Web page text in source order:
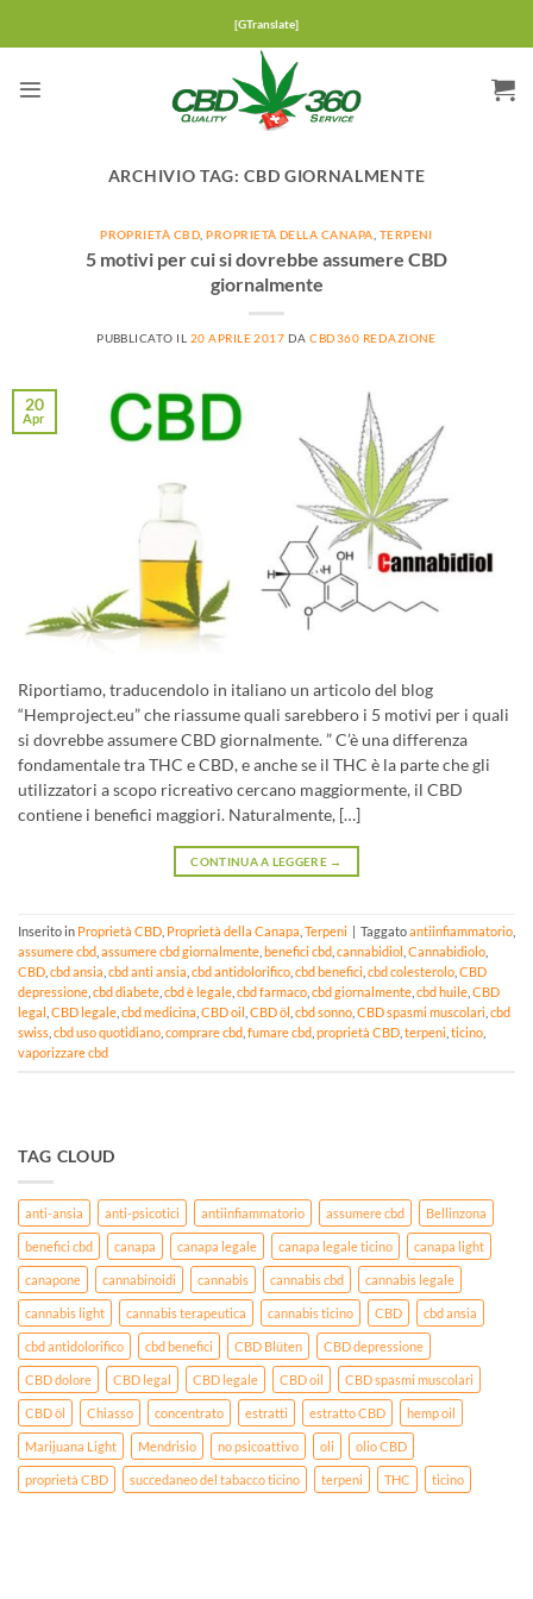
[GTranslate]
ARCHIVIO TAG:CBD GIORNALMENTE
PROPRIETÀ CBD,PROPRIETÀ DELLA CANAPA TERPENI
5 motivi per cui si dovrebbe assumere CBD
giornalmente
PUBBLICATO IL 20 APRILE 2017 DACBD360 REDAZIONE
20
Apr
Riportiamo, traducendolo in italiano un articolo del blog
“Hemproject.eu” che riassume quali sarebbero i 5 motivi per i quali
si dovrebbe assumere CBD giornalmente. ” C’è una differenza
fondamentale tra THC e CBD, e anche se il THC è la parte che gli
utilizzatori a scopo ricreativo cercano maggiormente, il CBD
contiene i benefici maggiori. Naturalmente, […]
CONTINUA A LEGGERE →
Inserito in Proprietà CBD Proprietà della Canapa Terpeni Taggatoantiinfiammatorio
assumere cbd assumere cbd giornalmente benefici cbd cannabidiol Cannabidiolo
CBD cbd ansia cbd anti ansia cbd antidolorifico cbd benefici cbd colesterolo CBD
depressione cbd diabete cbd è legale cbd farmaco cbd giornalmente cbd huile CBD
legal
CBD legale cbd medicina CBD oil CBD öl cbd sonno CBD spasmi muscolari cbd
swiss cbd uso quotidiano comprare cbd fumare cbd proprietà CBD terpeni ticino
vaporizzare cbd
TAG CLOUD
anti-ansia anti-psicotici antiinfiammatorio assumere cbd Bellinzona
benefici cbd canapa canapa legale canapa legale ticino canapa light
canapone cannabinoidi cannabis cannabis cbd cannabis legale
cannabis light cannabis terapeutica cannabis ticino CBD cbd ansia
cbd antidolorifico cbd benefici CBD Blüten CBD depressione
CBD dolore CBD legal CBD legale CBD oil CBD spasmi muscolari
CBD öl Chiasso concentrato estratti estratto CBD hemp oil
Marijuana Light Mendrisio no psicoattivo oli olio CBD
proprietà CBD succedaneo del tabacco ticino terpeni THC ticino